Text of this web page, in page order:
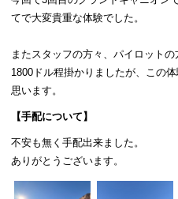
てで大変貴重な体験でした。
またスタッフの方々、パイロット
1800ドル程掛かりましたが、この
思います。
【手配について】
不安も無く手配出来ました。
ありがとうございます。